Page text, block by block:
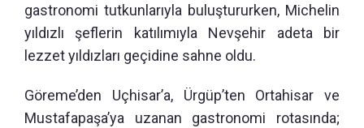
gastronomi tutkunlarıyla buluştururken, Michelin
yıldızlı şeflerin katılımıyla Nevşehir adeta bir
lezzet yıldızları geçidine sahne oldu.
Göreme’den Uçhisar’a, Ürgüp’ten Ortahisar ve
Mustafapaşa’ya uzanan gastronomi rotasında;